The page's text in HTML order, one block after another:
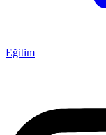
Eğitim